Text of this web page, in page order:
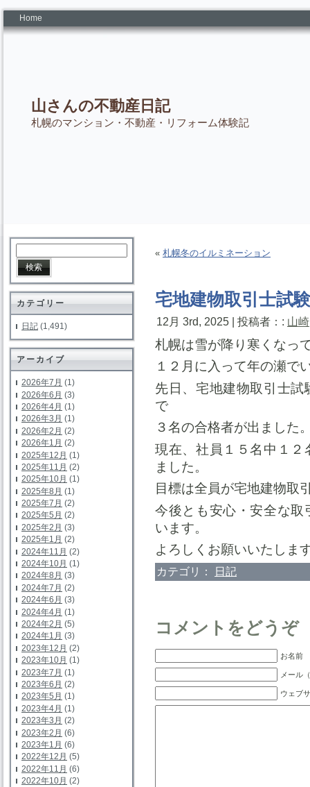
Home
山さんの不動産日記
札幌のマンション・不動産・リフォーム体験記
カテゴリー
日記 (1,491)
アーカイブ
2026年7月 (1)
2026年6月 (3)
2026年4月 (1)
2026年3月 (1)
2026年2月 (2)
2026年1月 (2)
2025年12月 (1)
2025年11月 (2)
2025年10月 (1)
2025年8月 (1)
2025年7月 (2)
2025年5月 (2)
2025年2月 (3)
2025年1月 (2)
2024年11月 (2)
2024年10月 (1)
2024年8月 (3)
2024年7月 (2)
2024年6月 (3)
2024年4月 (1)
2024年2月 (5)
2024年1月 (3)
2023年12月 (2)
2023年10月 (1)
2023年7月 (1)
2023年6月 (2)
2023年5月 (1)
2023年4月 (1)
2023年3月 (2)
2023年2月 (6)
2023年1月 (6)
2022年12月 (5)
2022年11月 (6)
2022年10月 (2)
« 札幌冬のイルミネーション
宅地建物取引士試験
12月 3rd, 2025 | 投稿者：: 山崎
札幌は雪が降り寒くなっ
１２月に入って年の瀬で
先日、宅地建物取引士
で
３名の合格者が出ました
現在、社員１５名中１
ました。
目標は全員が宅地建物取
今後とも安心・安全な
います。
よろしくお願いいたしま
カテゴリ： 日記
コメントをどうぞ
お名前
メール
ウェブ